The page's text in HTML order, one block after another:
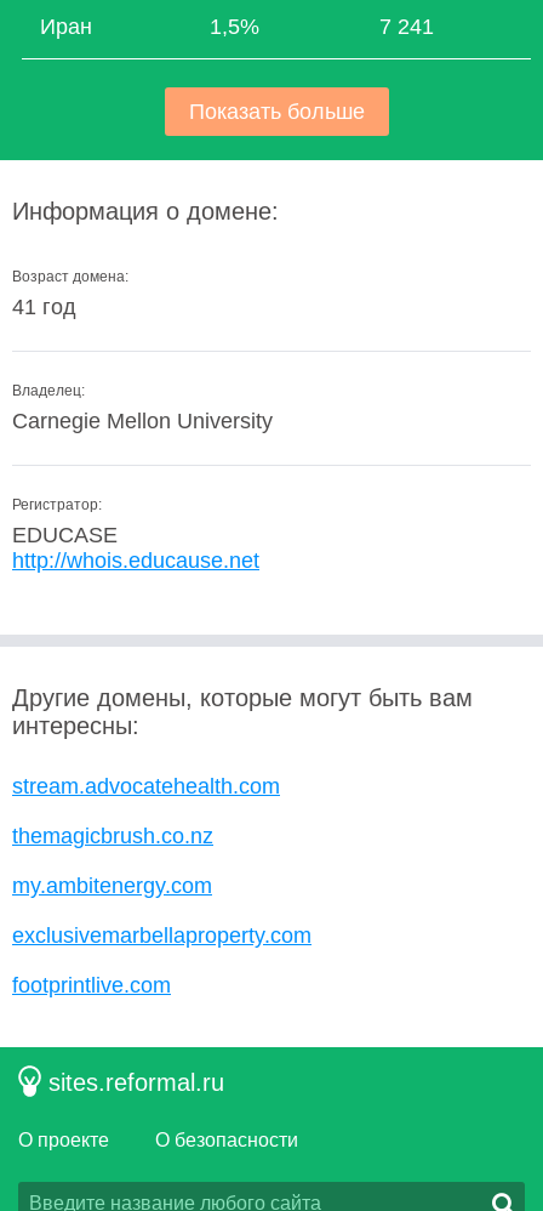
Иран 1,5% 7 241
Показать больше
Информация о домене:
Возраст домена:
41 год
Владелец:
Carnegie Mellon University
Регистратор:
EDUCASE
http://whois.educause.net
Другие домены, которые могут быть вам
интересны:
stream.advocatehealth.com
themagicbrush.co.nz
my.ambitenergy.com
exclusivemarbellaproperty.com
footprintlive.com
sites.reformal.ru
О проекте О безопасности